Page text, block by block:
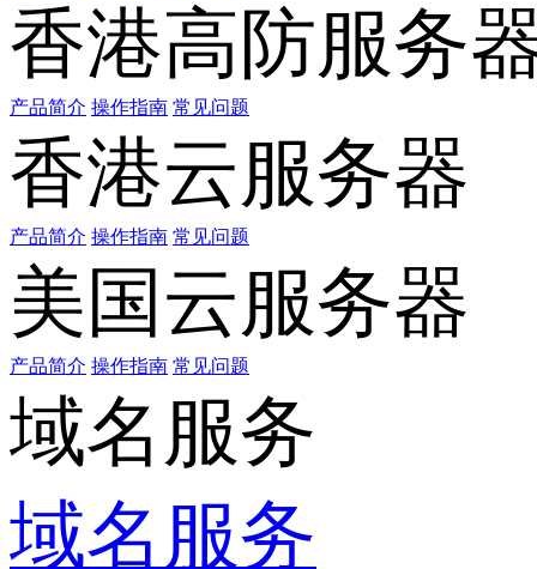
香港高防服务
产品简介 操作指南 常见问题
香港云服务器
产品简介 操作指南 常见问题
美国云服务器
产品简介 操作指南 常见问题
域名服务
域名服务